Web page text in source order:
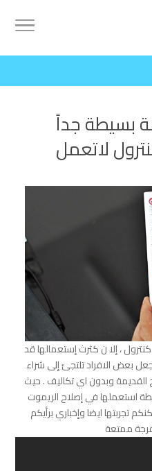
: طريقة بسيطة جداً
لاتعمل
، إلا ن كثرث إستعمالها قد
بعض الافراد تلتجئ إلى شراء
وبدون اي تكاليف . حيث
استعملها في إصلاح الريموت
تجربتها ايضا وإخباري برأيكم
ممتعة